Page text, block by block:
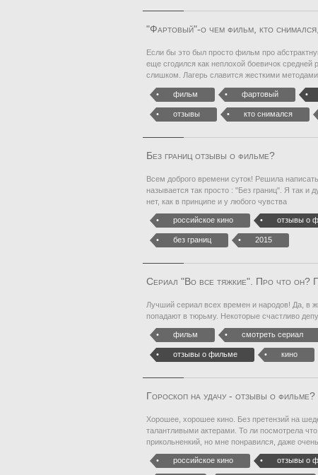
"Фартовый"-о чем фильм, кто
Если бы это был просто фильм про
еще сгодился как неплохой боевичок средней
слишком. Лагерь славится жесткими
фильм фартовый
отзывы кто снимался
Без границ отзывы о фильме?
Всем доброго времени суток! Решила
называется так просто : "Без границ". Я так и
нет, как в принципе и у любого чувства
российское кино отзывы о
без границ 2015
Сериал "Во все тяжкие". Про что он?
Лучший сериал всех времен и народов! Да, в
попадают в тюрьму. Некоторые счастливо
фильм смотреть сериал
отзывы о фильме кино
Гороскоп на удачу - отзывы о фильме?
Хорошее, хорошее кино. Без претензий на
талантливыми актерами. То ли посмотрела
прикольненкий, но мне понравился, даже
российское кино отзывы о